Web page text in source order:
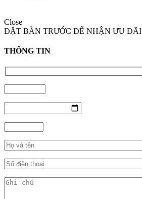
Close
ĐẶT BÀN TRƯỚC ĐỂ NHẬN ƯU ĐÃI
THÔNG TIN